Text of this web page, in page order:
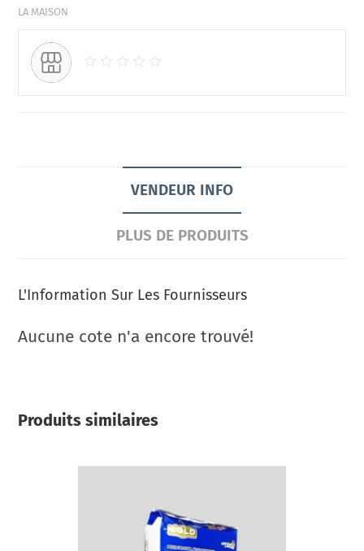
LA MAISON
VENDEUR INFO
PLUS DE PRODUITS
L'Information Sur Les Fournisseurs
Aucune cote n'a encore trouvé!
Produits similaires